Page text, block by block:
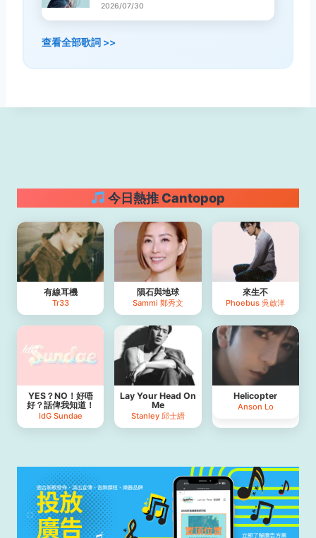
2026/07/30
查看全部歌詞 >>
今日熱推 Cantopop
有線耳機
Tr33
隕石與地球
Sammi 鄭秀文
來生不
Phoebus 吳啟洋
YES？NO！好唔
好？話俾我知道！
IdG Sundae
Lay Your Head On
Me
Stanley 邱士縉
Helicopter
Anson Lo